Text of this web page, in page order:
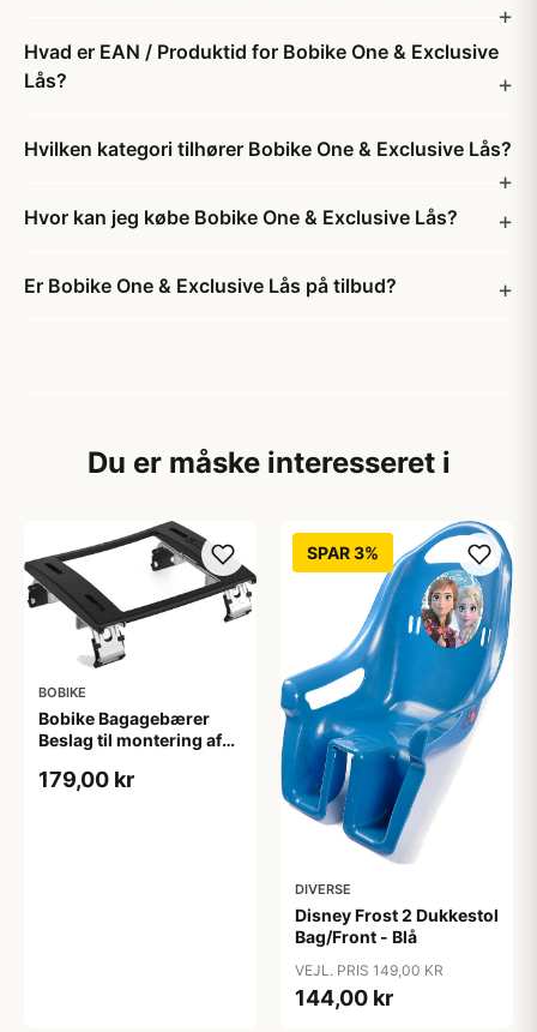
Hvad er EAN / Produktid for Bobike One & Exclusive
Lås?
Hvilken kategori tilhører Bobike One & Exclusive Lås?
Hvor kan jeg købe Bobike One & Exclusive Lås?
Er Bobike One & Exclusive Lås på tilbud?
Du er måske interesseret i
BOBIKE
Bobike Bagagebærer
Beslag til montering af
Elcykler
179,00 kr
SPAR 3%
DIVERSE
Disney Frost 2 Dukkestol
Bag/Front - Blå
VEJL. PRIS 149,00 KR
144,00 kr